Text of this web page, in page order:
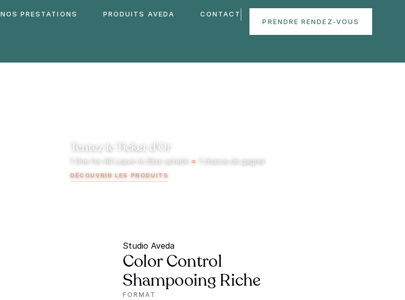
NOS PRESTATIONS PRODUITS AVEDA
CONTACT
PRENDRE RENDEZ-VOUS
Tentez le Ticket d'Or
1 One for All Leave-In Elixir acheté = 1 chance de gagner
DÉCOUVRIR LES PRODUITS
Studio Aveda
Color Control
Shampooing Riche
FORMAT